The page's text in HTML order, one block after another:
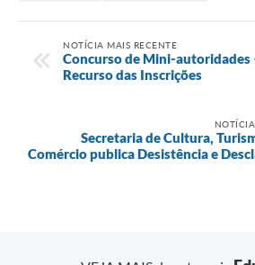
NOTÍCIA MAIS RECENTE
Concurso de Mini-autoridades
Recurso das Inscrições
Secretaria de Cultura,
Comércio publica Desistência e